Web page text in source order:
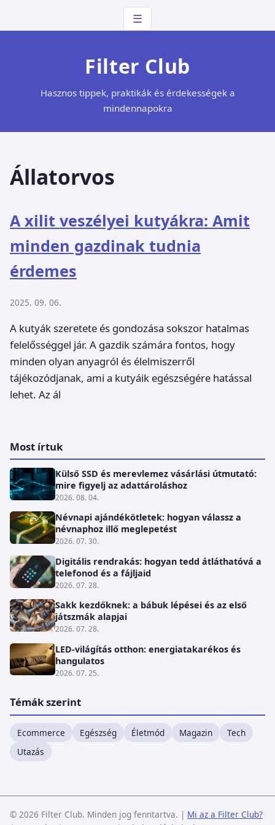
☰
Filter Club
Hasznos tippek, praktikák és érdekességek a
mindennapokra
Állatorvos
A xilit veszélyei kutyákra: Amit
minden gazdinak tudnia
érdemes
2025. 09. 06.
A kutyák szeretete és gondozása sokszor hatalmas
felelősséggel jár. A gazdik számára fontos, hogy
minden olyan anyagról és élelmiszerről
tájékozódjanak, ami a kutyáik egészségére hatással
lehet. Az ál
Most írtuk
Külső SSD és merevlemez vásárlási útmutató:
mire figyelj az adattároláshoz
2026. 08. 04.
Névnapi ajándékötletek: hogyan válassz a
névnaphoz illő meglepetést
2026. 07. 30.
Digitális rendrakás: hogyan tedd átláthatóvá a
telefonod és a fájljaid
2026. 07. 28.
Sakk kezdőknek: a bábuk lépései és az első
játszmák alapjai
2026. 07. 28.
LED-világítás otthon: energiatakarékos és
hangulatos
2026. 07. 25.
Témák szerint
Ecommerce Egészség Életmód Magazin
Tech
Utazás
© 2026 Filter Club. Minden jog fenntartva. | Mi az a Filter Club?